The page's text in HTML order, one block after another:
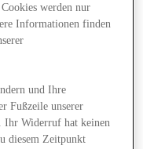
werden nur
Informationen finden
und Ihre
Fußzeile unserer
Ihr Widerruf hat keinen
diesem Zeitpunkt